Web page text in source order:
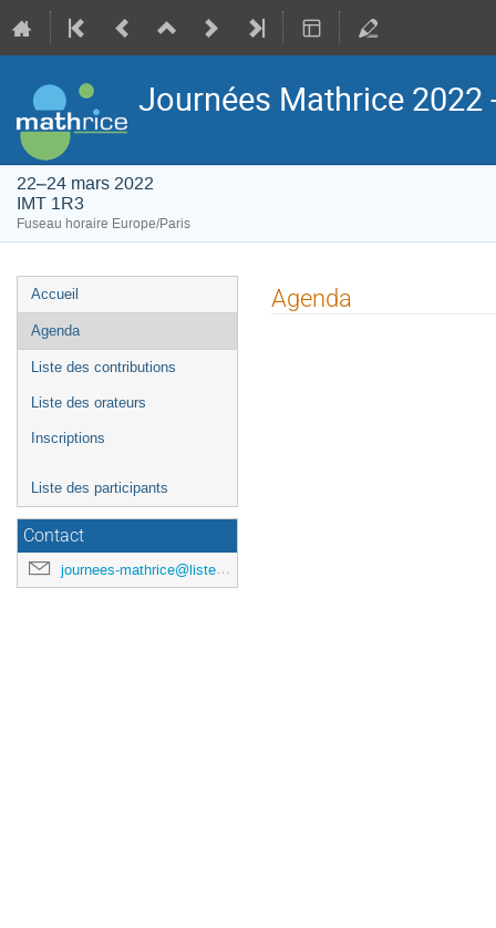
Journées Mathrice 2022
22–24 mars 2022
IMT 1R3
Fuseau horaire Europe/Paris
Menu
de
l'événement
Accueil
Agenda
Liste des contributions
Liste des orateurs
Inscriptions
Liste des participants
Contact
journees-mathrice@listes.mathrice.fr
Agenda